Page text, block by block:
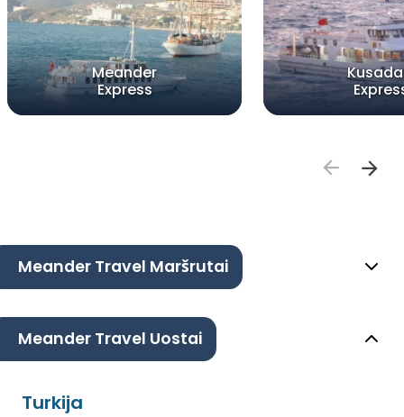
Meander
Express
Meander Travel Maršrutai
Meander Travel Uostai
Turkija